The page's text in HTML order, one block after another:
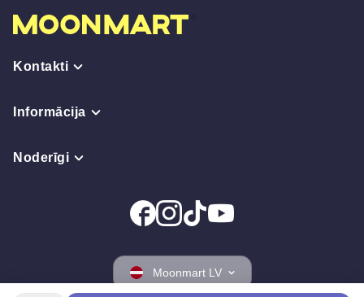
Kontakti
Informācija
Noderīgi
Moonmart LV